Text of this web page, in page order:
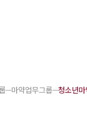
변호사
마약업무그룹